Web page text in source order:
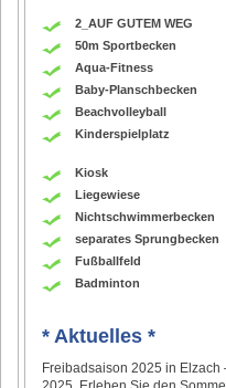
2_AUF GUTEM WEG
50m Sportbecken
Aqua-Fitness
Baby-Planschbecken
Beachvolleyball
Kinderspielplatz
Kiosk
Liegewiese
Nichtschwimmerbecken
separates Sprungbecken
Fußballfeld
Badminton
* Aktuelles *
Freibadsaison 2025 in Elzach